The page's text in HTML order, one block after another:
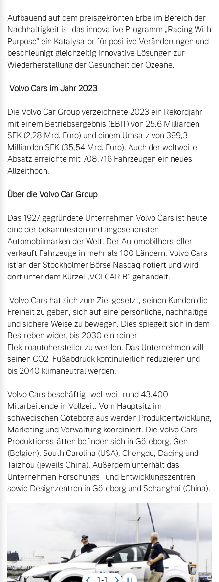
Aufbauend auf dem preisgekrönten Erbe im Bereich der
Nachhaltigkeit ist das innovative Programm „Racing With
Purpose“ ein Katalysator für positive Veränderungen und
beschleunigt gleichzeitig innovative Lösungen zur
Wiederherstellung der Gesundheit der Ozeane.
Volvo Cars im Jahr 2023
Die Volvo Car Group verzeichnete 2023 ein Rekordjahr
mit einem Betriebsergebnis (EBIT) von 25,6 Milliarden
SEK (2,28 Mrd. Euro) und einem Umsatz von 399,3
Milliarden SEK (35,54 Mrd. Euro). Auch der weltweite
Absatz erreichte mit 708.716 Fahrzeugen ein neues
Allzeithoch.
Über die Volvo Car Group
Das 1927 gegründete Unternehmen Volvo Cars ist heute
eine der bekanntesten und angesehensten
Automobilmarken der Welt. Der Automobilhersteller
verkauft Fahrzeuge in mehr als 100 Ländern. Volvo Cars
ist an der Stockholmer Börse Nasdaq notiert und wird
dort unter dem Kürzel „VOLCAR B“ gehandelt.
Freiheit zu geben, sich auf eine persönliche, nachhaltige
und sichere Weise zu bewegen. Dies spiegelt sich in dem
Bestreben wider, bis 2030 ein reiner
Elektroautohersteller zu werden. Das Unternehmen will
seinen CO2-Fußabdruck kontinuierlich reduzieren und
bis 2040 klimaneutral werden.
Volvo Cars beschäftigt weltweit rund 43.400
Mitarbeitende in Vollzeit. Vom Hauptsitz im
schwedischen Göteborg aus werden Produktentwicklung,
Marketing und Verwaltung koordiniert. Die Volvo Cars
Produktionsstätten befinden sich in Göteborg, Gent
(Belgien), South Carolina (USA), Chengdu, Daqing und
Taizhou (jeweils China). Außerdem unterhält das
Unternehmen Forschungs- und Entwicklungszentren
sowie Designzentren in Göteborg und Schanghai (China).
1-1